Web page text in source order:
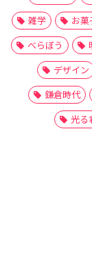
雑学
お菓
べらぼう
デザイン
鎌倉時代
光る